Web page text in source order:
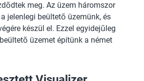
meg. Az üzem háromszor
jelenlegi beültető üzemünk, és
készül el. Ezzel egyidejűleg
üzemet építünk a német